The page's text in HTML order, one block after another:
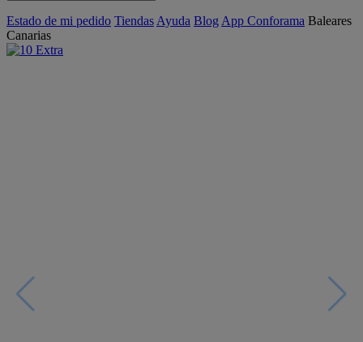
Estado de mi pedido Tiendas Ayuda Blog App Conforama Baleares
Canarias